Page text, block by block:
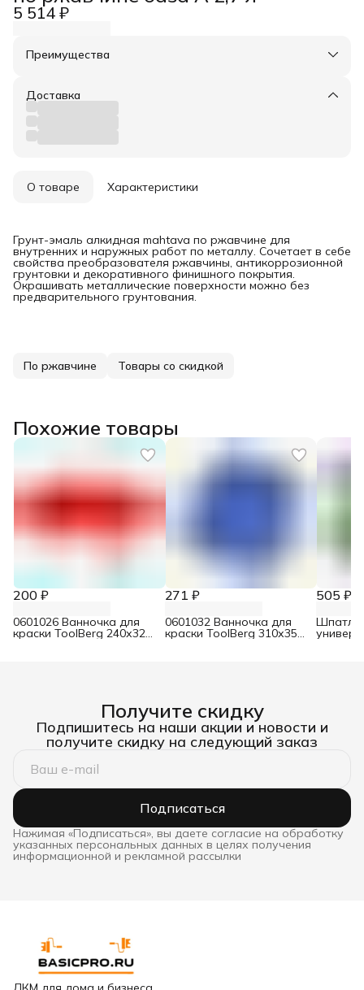
5 514 ₽
Преимущества
Оплата частями в Сплит
Удобный возврат
Доставка
О товаре Характеристики
Грунт-эмаль алкидная mahtava по ржавчине для
внутренних и наружных работ по металлу. Сочетает в себе
свойства преобразователя ржавчины, антикоррозионной
грунтовки и декоративного финишного покрытия.
Окрашивать металлические поверхности можно без
предварительного грунтования.
По ржавчине Товары со скидкой
Похожие товары
200 ₽
0601026 Ванночка для
краски ToolBerg 240х320
271 ₽
0601032 Ванночка для
краски ToolBerg 310х350
505 ₽
Получите скидку
Подпишитесь на наши акции и новости и
получите скидку на следующий заказ
Подписаться
Нажимая «Подписаться», вы даете согласие на обработку
указанных персональных данных в целях получения
информационной и рекламной рассылки